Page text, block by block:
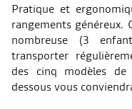
Pratique et
rangements généreux.
nombreuse (3
transporter
des cinq modèles de
dessous vous